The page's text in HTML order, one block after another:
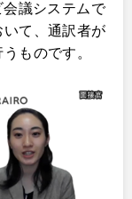
議システムで
て、通訳者が
ものです。